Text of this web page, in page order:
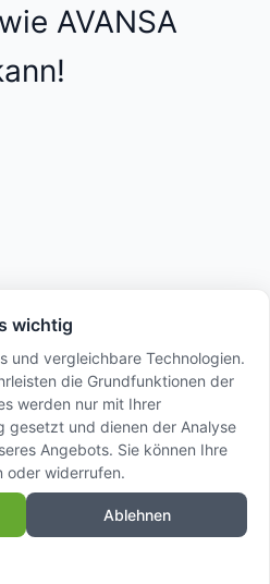
AVANSA
GmbH – Powered by
wichtig
und vergleichbare Technologien.
die Grundfunktionen der
werden nur mit Ihrer
gesetzt und dienen der Analyse
Angebots. Sie können Ihre
oder widerrufen.
Ablehnen